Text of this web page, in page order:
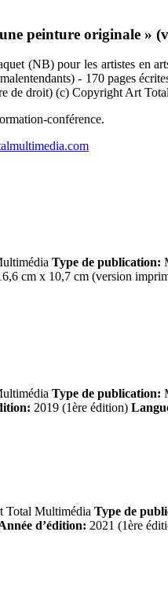
peinture originale »
(NB) pour les artistes en
- 170 pages
de droit) (c) Copyright Art
conférence.
Type de publication:
cm x 10,7 cm (version
Type de publication:
2019 (1ère édition)
Total Multimédia Type de
d’édition: 2021 (1ère